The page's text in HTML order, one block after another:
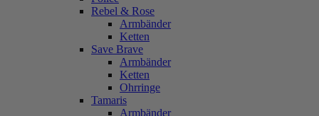
Rebel & Rose
Armbänder
Ketten
Save Brave
Armbänder
Ketten
Ohrringe
Tamaris
Armbänder